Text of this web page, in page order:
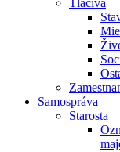
Tlačivá
Samospráva
Starosta